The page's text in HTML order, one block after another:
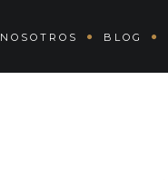
NOSOTROS BLOG